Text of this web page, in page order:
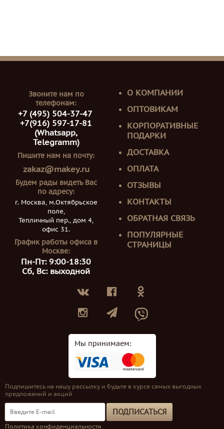
Звоните нам по
телефонам:
+7 (495) 504-37-47
+7(916) 597-17-81
(Whatsapp,
Telegramm)
Пишите нам на почту:
zakaz@makey.ru
Будем рады видеть Вас
по адресу:
г. Москва, м.Октябрьское
поле,
Тепличный пер., дом 4,
офис 31.
График работы офиса в
Москве:
Пн-Пт: 9:00-18:30
Сб, Вс: выходной
О КОМПАНИИ
ОПТОВИКАМ
КОРПОРАТИВНЫЕ
ПОДАРКИ
ДОСТАВКА
ОПЛАТА
ОТЗЫВЫ
КОНТАКТЫ
ОБРАТНАЯ СВЯЗЬ
ПОПУЛЯРНЫЕ
СТРАНИЦЫ
Мы принимаем:
Подпишитесь на нашу рассылку и будьте в курсе самых выгодных
предложений и акций
ПОДПИСАТЬСЯ
Политика конфиденциальности